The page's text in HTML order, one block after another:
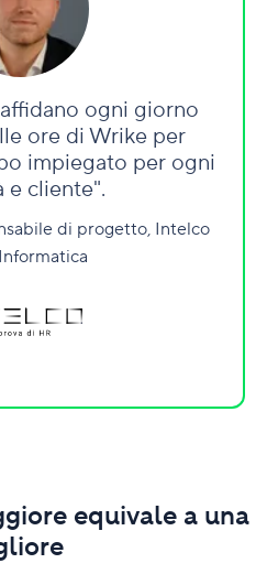
affidano ogni giorno
ore di Wrike per
impiegato per ogni
e cliente".
di progetto, Intelco
equivale a una